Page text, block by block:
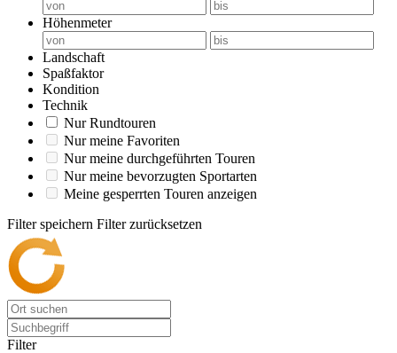
Höhenmeter
Landschaft
Spaßfaktor
Kondition
Technik
Nur Rundtouren
Nur meine Favoriten
Nur meine durchgeführten Touren
Nur meine bevorzugten Sportarten
Meine gesperrten Touren anzeigen
Filter speichern Filter zurücksetzen
Filter